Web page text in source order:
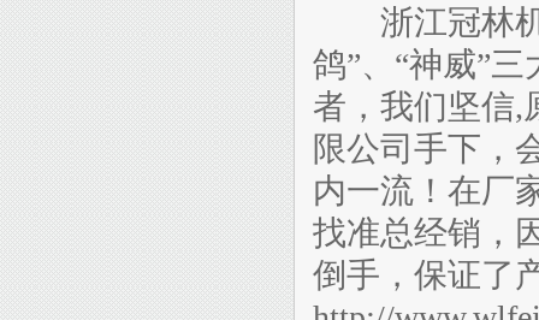
浙江冠林机
鸽”、“神威”
者，我们坚信,
限公司手下，
内一流！在厂
找准总经销，
倒手，保证了